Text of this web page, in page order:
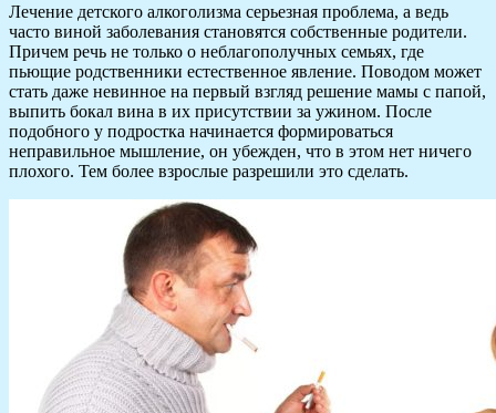
Лечение детского алкоголизма серьезная проблема, а ведь
часто виной заболевания становятся собственные родители.
Причем речь не только о неблагополучных семьях, где
пьющие родственники естественное явление. Поводом может
стать даже невинное на первый взгляд решение мамы с папой,
выпить бокал вина в их присутствии за ужином. После
подобного у подростка начинается формироваться
неправильное мышление, он убежден, что в этом нет ничего
плохого. Тем более взрослые разрешили это сделать.